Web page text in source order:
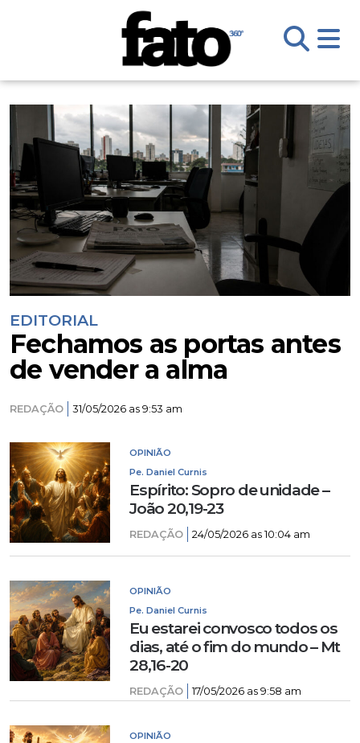
EDITORIAL
Fechamos as portas antes
de vender a alma
REDAÇÃO 31/05/2026 as 9:53 am
OPINIÃO
Pe. Daniel Curnis
Espírito: Sopro de unidade –
João 20,19-23
REDAÇÃO 24/05/2026 as 10:04 am
OPINIÃO
Pe. Daniel Curnis
Eu estarei convosco todos os
dias, até o fim do mundo – Mt
28,16-20
REDAÇÃO 17/05/2026 as 9:58 am
OPINIÃO